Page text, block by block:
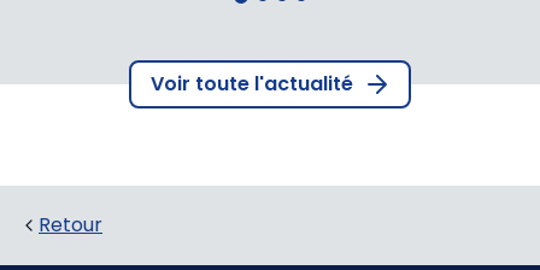
Voir toute l'actualité
Retour